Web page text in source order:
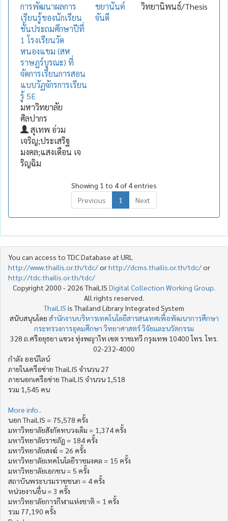
การพัฒนาผลการ
เรียนรู้ของนักเรียน
ชั้นประถมศึกษาปีที่
1 โรงเรียนวัด
หนองแขม (สห
ราษฎร์บูรณะ) ที่
จัดการเรียนการสอน
แบบวัฏจักรการเรียน
รู้ 5E
มหาวิทยาลัย
ศิลปากร
สุเทพ อ่วม
เจริญ;ประเสริฐ
มงคล;แสงเดือน เจ
ริญฉิม
ชยานันต์
จันดี
วิทยานิพนธ์/Thesis
Showing 1 to 4 of 4 entries
Previous
1 Next
You can access to TDC Database at URL
http://www.thailis.or.th/tdc/orhttp://dcms.thailis.or.th/tdc/or
http://tdc.thailis.or.th/tdc/
Copyright 2000 - 2026 ThaiLIS Digital Collection Working Group
All rights reserved.
ThaiLIS is Thailand Library Integrated System
สนับสนุนโดย สำนักงานบริหารเทคโนโลยีสารสนเทศเพื่อพัฒนาการศึกษา
กระทรวงการอุดมศึกษา วิทยาศาสตร์ วิจัยและนวัตกรรม
328 ถ.ศรีอยุธยา แขวง ทุ่งพญาไท เขต ราชเทวี กรุงเทพ 10400 โทร. โทร.
02-232-4000
กำลัง ออน์ไลน์
ภายในเครือข่าย ThaiLIS จำนวน 27
ภายนอกเครือข่าย ThaiLIS จำนวน 1,518
รวม 1,545 คน
More info..
นอก ThaiLIS = 75,578 ครั้ง
มหาวิทยาลัยสังกัดทบวงเดิม = 1,374 ครั้ง
มหาวิทยาลัยราชภัฏ = 184 ครั้ง
มหาวิทยาลัยสงฆ์ = 26 ครั้ง
มหาวิทยาลัยเทคโนโลยีราชมงคล = 15 ครั้ง
มหาวิทยาลัยเอกชน = 5 ครั้ง
สถาบันพระบรมราชชนก = 4 ครั้ง
หน่วยงานอื่น = 3 ครั้ง
มหาวิทยาลัยการกีฬาแห่งชาติ = 1 ครั้ง
รวม 77,190 ครั้ง